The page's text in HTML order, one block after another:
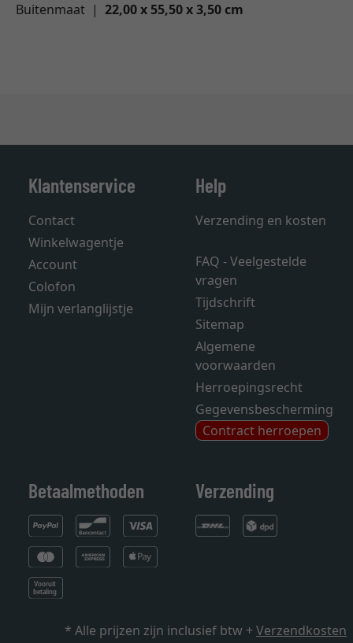
Buitenmaat | 22,00 x 55,50 x 3,50 cm
Klantenservice
Contact
Winkelwagentje
Account
Colofon
Mijn verlanglijstje
Help
Verzending en kosten
FAQ - Veelgestelde
vragen
Tijdschrift
Sitemap
Algemene
voorwaarden
Herroepingsrecht
Gegevensbescherming
Contract herroepen
Betaalmethoden Verzending
* Alle prijzen zijn inclusief btw +Verzendkosten